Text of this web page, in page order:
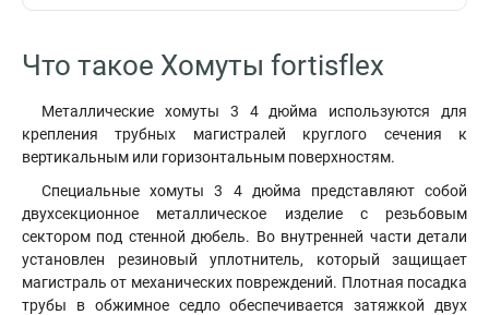
Что такое Хомуты fortisflex
Металлические хомуты 3 4 дюйма используются для
крепления трубных магистралей круглого сечения к
вертикальным или горизонтальным поверхностям.
Специальные хомуты 3 4 дюйма представляют собой
двухсекционное металлическое изделие с резьбовым
сектором под стенной дюбель. Во внутренней части детали
установлен резиновый уплотнитель, который защищает
магистраль от механических повреждений. Плотная посадка
трубы в обжимное седло обеспечивается затяжкой двух